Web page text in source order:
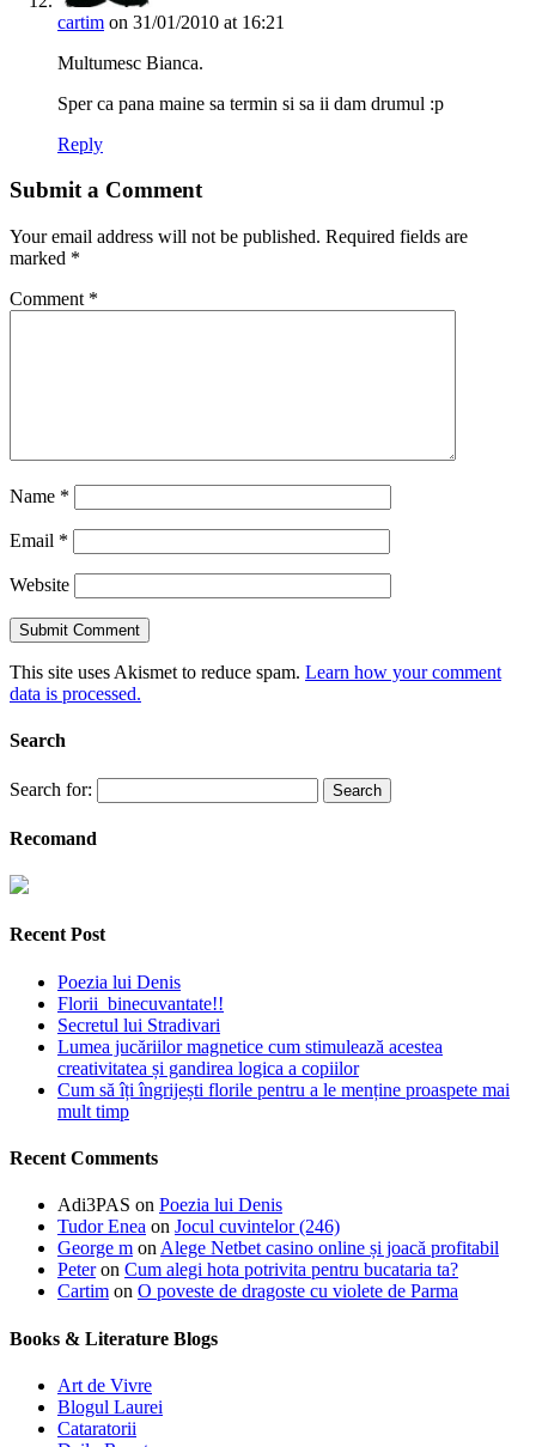
cartim on 31/01/2010 at 16:21
Multumesc Bianca.
Sper ca pana maine sa termin si sa ii dam drumul :p
Reply
Submit a Comment
Your email address will not be published. Required fields are
marked *
Comment *
Name *
Email *
Website
This site uses Akismet to reduce spam. Learn how your comment
data is processed.
Search
Search for:
Recomand
Recent Post
Poezia lui Denis
Florii binecuvantate!!
Secretul lui Stradivari
Lumea jucăriilor magnetice cum stimulează acestea
creativitatea și gandirea logica a copiilor
Cum să îți îngrijești florile pentru a le menține proaspete mai
mult timp
Recent Comments
Adi3PAS on Poezia lui Denis
Tudor Enea on Jocul cuvintelor (246)
George m on Alege Netbet casino online și joacă profitabil
Peteron Cum alegi hota potrivita pentru bucataria ta?
Cartim on O poveste de dragoste cu violete de Parma
Books & Literature Blogs
Art de Vivre
Blogul Laurei
Cataratorii